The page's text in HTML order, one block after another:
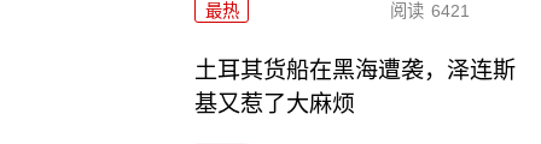
最热 阅读 6421
土耳其货船在黑海遭袭，泽连斯
基又惹了大麻烦